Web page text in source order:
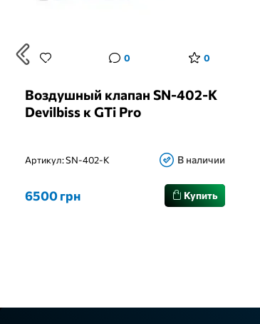
0 0
Воздушный клапан SN-402-K
Devilbiss к GTi Pro
Артикул:SN-402-K В наличии
6500 грн Купить